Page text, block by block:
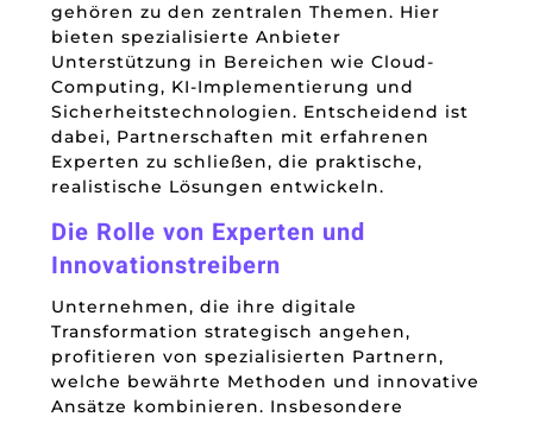
gehören zu den zentralen Themen. Hier
bieten spezialisierte Anbieter
Unterstützung in Bereichen wie Cloud-
Computing, KI-Implementierung und
Sicherheitstechnologien. Entscheidend ist
dabei, Partnerschaften mit erfahrenen
Experten zu schließen, die praktische,
realistische Lösungen entwickeln.
Die Rolle von Experten und
Innovationstreibern
Unternehmen, die ihre digitale
Transformation strategisch angehen,
profitieren von spezialisierten Partnern,
welche bewährte Methoden und innovative
Ansätze kombinieren. Insbesondere